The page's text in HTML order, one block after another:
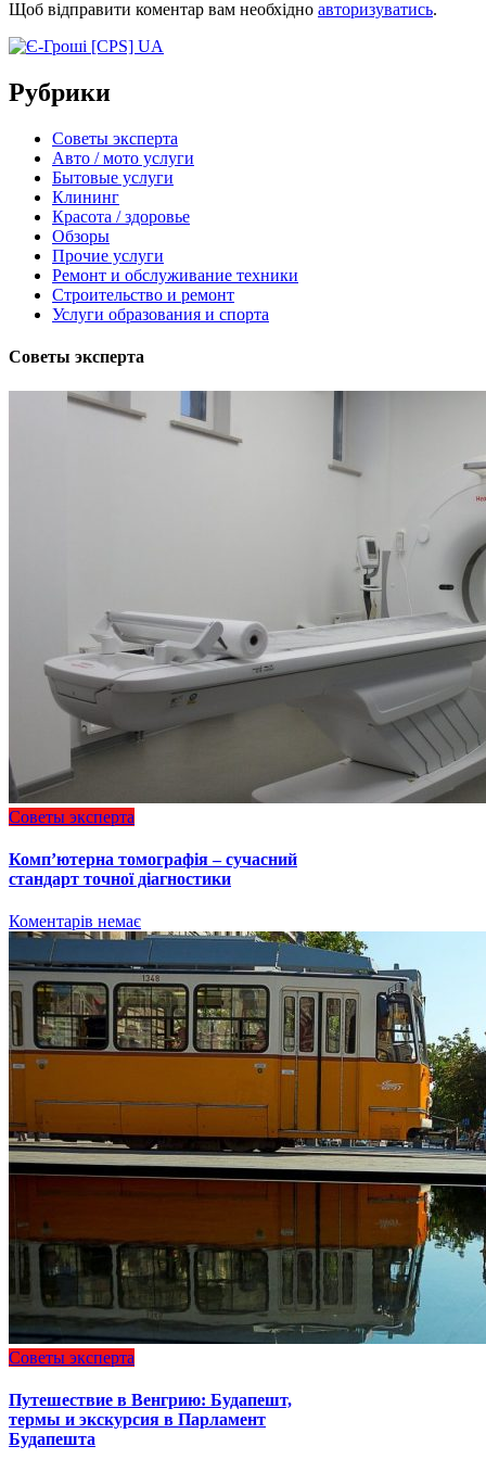
Щоб відправити коментар вам необхідно авторизуватись.
Рубрики
Советы эксперта
Авто / мото услуги
Бытовые услуги
Клининг
Красота / здоровье
Обзоры
Прочие услуги
Ремонт и обслуживание техники
Строительство и ремонт
Услуги образования и спорта
Советы эксперта
Советы эксперта
Комп’ютерна томографія – сучасний
стандарт точної діагностики
Коментарів немає
Советы эксперта
Путешествие в Венгрию: Будапешт,
термы и экскурсия в Парламент
Будапешта